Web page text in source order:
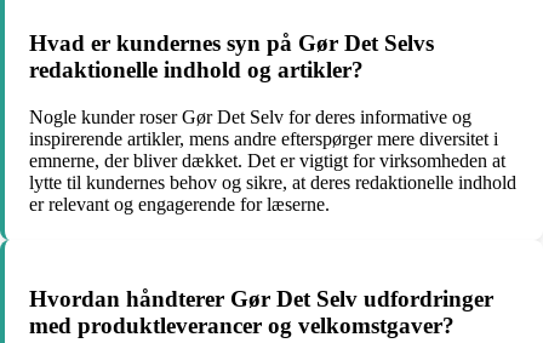
Hvad er kundernes syn på Gør Det Selvs
redaktionelle indhold og artikler?
Nogle kunder roser Gør Det Selv for deres informative og
inspirerende artikler, mens andre efterspørger mere diversitet i
emnerne, der bliver dækket. Det er vigtigt for virksomheden at
lytte til kundernes behov og sikre, at deres redaktionelle indhold
er relevant og engagerende for læserne.
Hvordan håndterer Gør Det Selv udfordringer
med produktleverancer og velkomstgaver?